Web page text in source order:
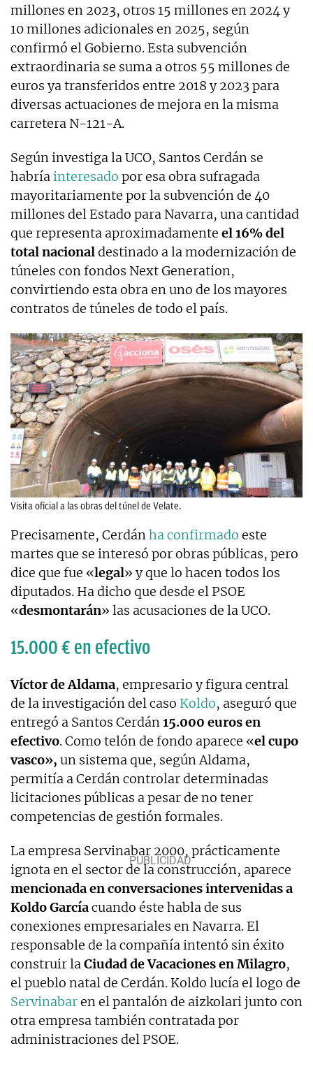
millones en 2023, otros 15 millones en 2024 y
10 millones adicionales en 2025, según
confirmó el Gobierno. Esta subvención
extraordinaria se suma a otros 55 millones de
euros ya transferidos entre 2018 y 2023 para
diversas actuaciones de mejora en la misma
carretera N-121-A.
Según investiga la UCO, Santos Cerdán se
habríainteresado por esa obra sufragada
mayoritariamente por la subvención de 40
millones del Estado para Navarra, una cantidad
que representa aproximadamente el 16% del
total nacionaldestinado a la modernización de
túneles con fondos Next Generation,
convirtiendo esta obra en uno de los mayores
contratos de túneles de todo el país.
Visita oficial a las obras del túnel de Velate.
Precisamente, Cerdánha confirmado este
martes que se interesó por obras públicas, pero
dice que fue «legal» y que lo hacen todos los
diputados. Ha dicho que desde el PSOE
«desmontarán» las acusaciones de la UCO.
15.000 € en efectivo
Víctor de Aldama, empresario y figura central
de la investigación del caso Koldo, aseguró que
entregó a Santos Cerdán15.000 euros en
efectivo. Como telón de fondo aparece «el cupo
vasco», un sistema que, según Aldama,
permitía a Cerdán controlar determinadas
licitaciones públicas a pesar de no tener
competencias de gestión formales.
La empresa Servinabar 2000, prácticamente
ignota en el sector de la construcción, aparece
mencionada en conversaciones intervenidas a
Koldo Garcíacuando éste habla de sus
conexiones empresariales en Navarra. El
responsable de la compañía intentó sin éxito
construir laCiudad de Vacaciones en Milagro,
el pueblo natal de Cerdán. Koldo lucía el logo de
Servinabaren el pantalón de aizkolari junto con
otra empresa también contratada por
administraciones del PSOE.